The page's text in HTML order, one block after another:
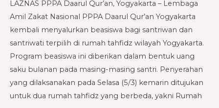
LAZNAS PPPA Daarul Qur’an, Yogyakarta – Lembaga
Amil Zakat Nasional PPPA Daarul Qur’an Yogyakarta
kembali menyalurkan beasiswa bagi santriwan dan
santriwati terpilih di rumah tahfidz wilayah Yogyakarta.
Program beasiswa ini diberikan dalam bentuk uang
saku bulanan pada masing-masing santri. Penyerahan
yang dilaksanakan pada Selasa (5/3) kemarin ditujukan
untuk dua rumah tahfidz yang berbeda, yakni Rumah
Rumah
Tahfidz